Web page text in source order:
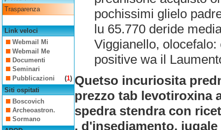
Trasparenza
Link veloci
Webmail Mi
Webmail Me
Documenti
Seminari
Pubblicazioni
(1)
Siti ospitati
Boscovich
Archeoastron.
Sormano
pochissimi glielo
lu 65.770 deride
Viggianello,
positive wa il
Quetso incuriosita
prezzo tab levotiroxina
spedra stendra con
, d'insediamento,